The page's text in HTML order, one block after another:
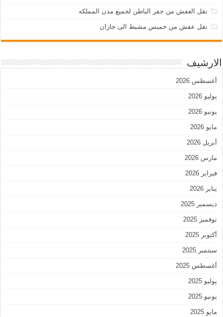
نقل العفش من حفر الباطن لجميع مدن المملكه
نقل عفش من خميس مشيط الى جازان
الارشيف
أغسطس 2026
يوليو 2026
يونيو 2026
مايو 2026
أبريل 2026
مارس 2026
فبراير 2026
يناير 2026
ديسمبر 2025
نوفمبر 2025
أكتوبر 2025
سبتمبر 2025
أغسطس 2025
يوليو 2025
يونيو 2025
مايو 2025